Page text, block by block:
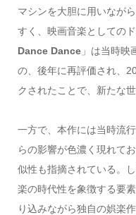
マシンを大胆に用いなが
すく、映画音楽としての
Dance Dance」は当時映
の、後年に再評価され、
クされたことで、新たな
一方で、本作には当時流
らの影響が色濃く現れて
似性も指摘されている。
楽の時代性を象徴する要
り込みながら独自の娯楽